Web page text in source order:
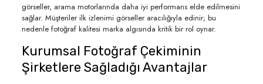
görseller, arama motorlarında daha iyi performans elde edilmesini
sağlar. Müşteriler ilk izlenimi görseller aracılığıyla edinir; bu
nedenle fotoğraf kalitesi marka algısında kritik bir rol oynar.
Kurumsal Fotoğraf Çekiminin
Şirketlere Sağladığı Avantajlar